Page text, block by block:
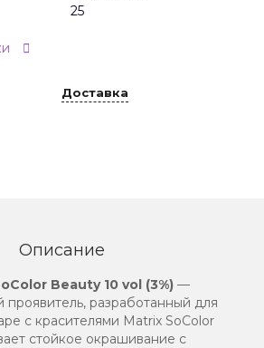
25
Доставка
Описание
Beauty 10 vol (3%) —
разработанный для
с красителями Matrix SoColor
стойкое окрашивание с